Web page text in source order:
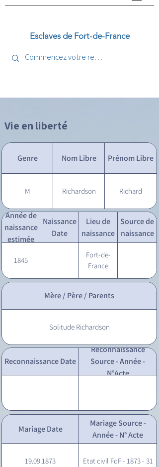
Esclaves de Fort-de-France
Vie en liberté
Genre Nom Libre Prénom Libre
M Richardson Richard
Année de
naissance
estimée
Naissance
Date
Lieu de
naissance
Source de
naissance
1845
Fort-de-
France
Mère / Père / Parents
Solitude Richardson
Reconnaissance Date
Reconnaissance
Source - Année -
N°Acte
Mariage Date
Mariage Source -
Année - N° Acte
19.09.1873 Etat civil FdF - 1873 - 31